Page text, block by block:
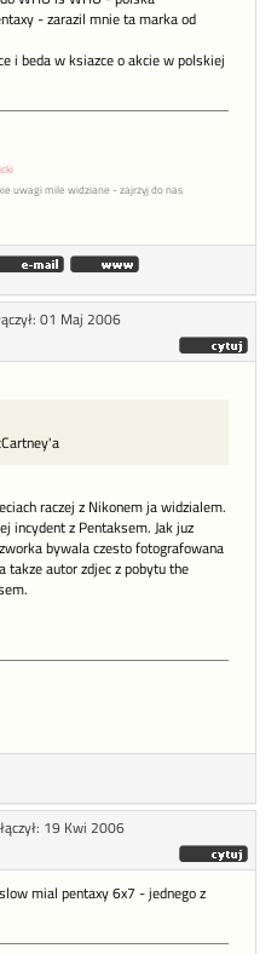
- zarazil mnie ta marka od
i beda w ksiazce o akcie w polskiej
uwagi mile widziane - zajrzyj do nas
01 Maj 2006
raczej z Nikonem ja widzialem.
incydent z Pentaksem. Jak juz
bywala czesto fotografowana
takze autor zdjec z pobytu the
19 Kwi 2006
mial pentaxy 6x7 - jednego z